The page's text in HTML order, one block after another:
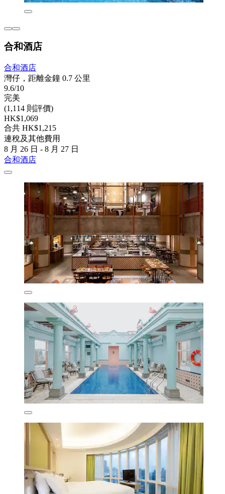
合和酒店
合和酒店
灣仔，距離金鐘 0.7 公里
9.6/10
完美
(1,114 則評價)
HK$1,069
合共 HK$1,215
連稅及其他費用
8 月 26 日 - 8 月 27 日
合和酒店